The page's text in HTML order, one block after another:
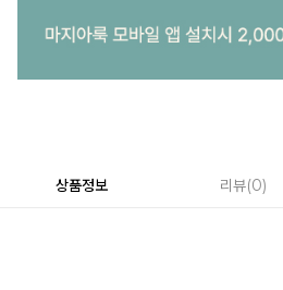
상품정보 리뷰 0